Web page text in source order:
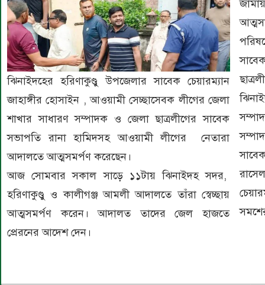
ঝিনাইদহের হরিণাকুণ্ডু উপজেলার সাবেক চেয়ারম্যান
জাহাঙ্গীর হোসাইন , আওয়ামী সেচ্ছাসেবক লীগের জেলা
শাখার সাধারণ সম্পাদক ও জেলা ছাত্রলীগের সাবেক
সভাপতি রানা হামিদসহ আওয়ামী লীগের নেতারা
আদালতে আত্মসমর্পণ করেছেন।
আজ সোমবার সকাল সাড়ে ১১টায় ঝিনাইদহ সদর,
হরিণাকুণ্ডু ও কালীগঞ্জ আমলী আদালতে তাঁরা স্বেচ্ছায়
আত্মসমর্পণ করেন। আদালত তাদের জেল হাজতে
প্রেরনের আদেশ দেন।